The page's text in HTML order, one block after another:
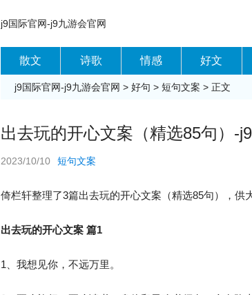
j9国际官网-j9九游会官网
散文 诗歌 情感 好文
j9国际官网-j9九游会官网 > 好句 > 短句文案 > 正文
出去玩的开心文案（精选85句）-
2023/10/10 短句文案
倚栏轩整理了3篇出去玩的开心文案（精选85句），供
出去玩的开心文案 篇1
1、我想见你，不远万里。